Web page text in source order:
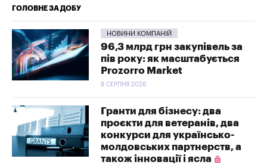
ГОЛОВНЕ ЗА ДОБУ
НОВИНИ КОМПАНІЙ
96,3 млрд грн закупівель за
пів року: як масштабується
Prozorro Market
8 СЕРПНЯ 2026
Гранти для бізнесу: два
проєкти для ветеранів, два
конкурси для українсько-
молдовських партнерств, а
також інновації і ясла